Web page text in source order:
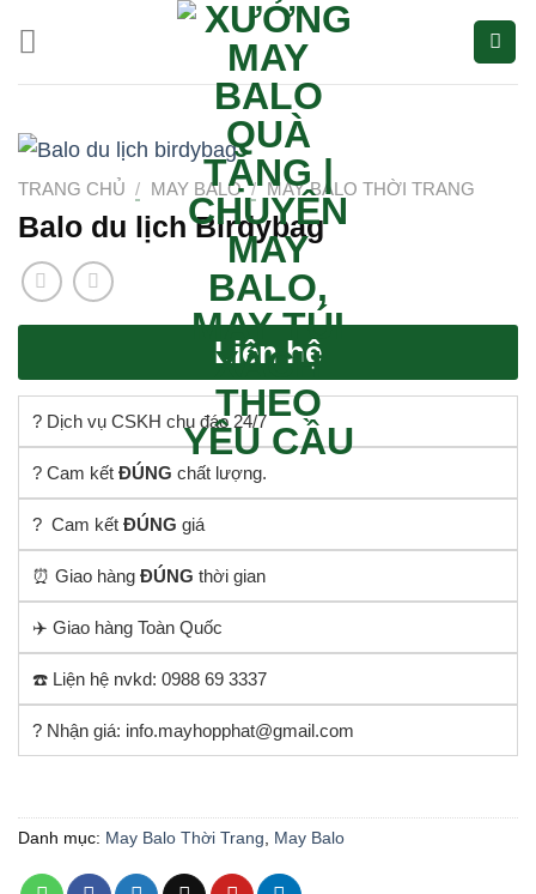
qua
nội
TRANG CHỦ / MAY BALO / MAY BALO THỜI TRANG
Balo du lịch Birdybag
Liên hệ
? Dịch vụ CSKH chu đáo 24/7
? Cam kết ĐÚNG chất lượng.
? Cam kết ĐÚNG giá
⏰ Giao hàng ĐÚNG thời gian
✈️ Giao hàng Toàn Quốc
☎️ Liện hệ nvkd: 0988 69 3337
? Nhận giá: info.mayhopphat@gmail.com
Danh mục: May Balo Thời Trang May Balo